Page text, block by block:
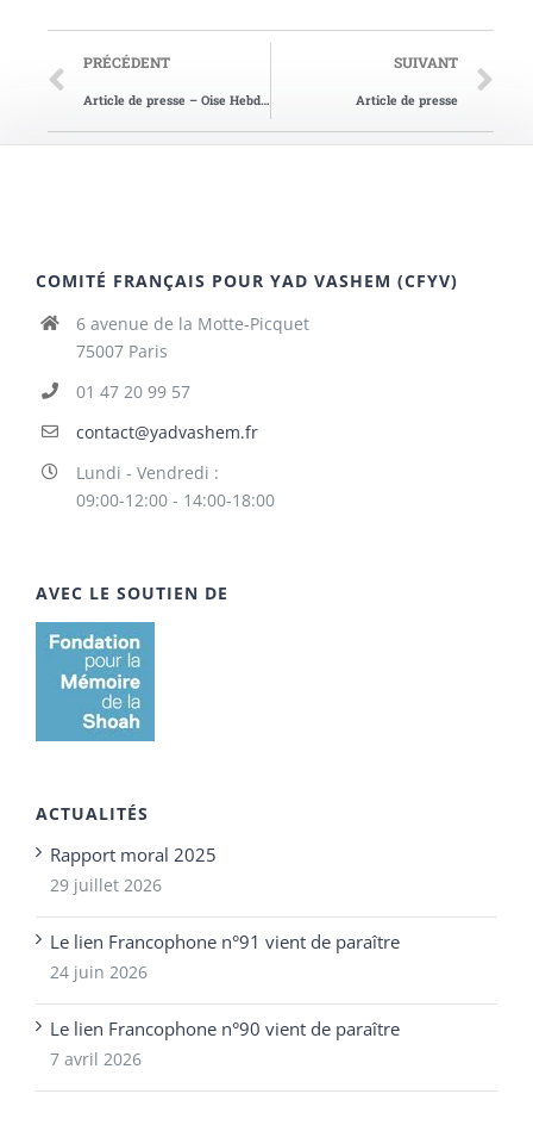
PRÉCÉDENT
Article de presse – Oise Hebdo du 20/01/2016
SUIVANT
Article de presse
COMITÉ FRANÇAIS POUR YAD VASHEM (CFYV)
6 avenue de la Motte-Picquet
75007 Paris
01 47 20 99 57
contact@yadvashem.fr
Lundi - Vendredi :
09:00-12:00 - 14:00-18:00
AVEC LE SOUTIEN DE
ACTUALITÉS
Rapport moral 2025
29 juillet 2026
Le lien Francophone n°91 vient de paraître
24 juin 2026
Le lien Francophone n°90 vient de paraître
7 avril 2026